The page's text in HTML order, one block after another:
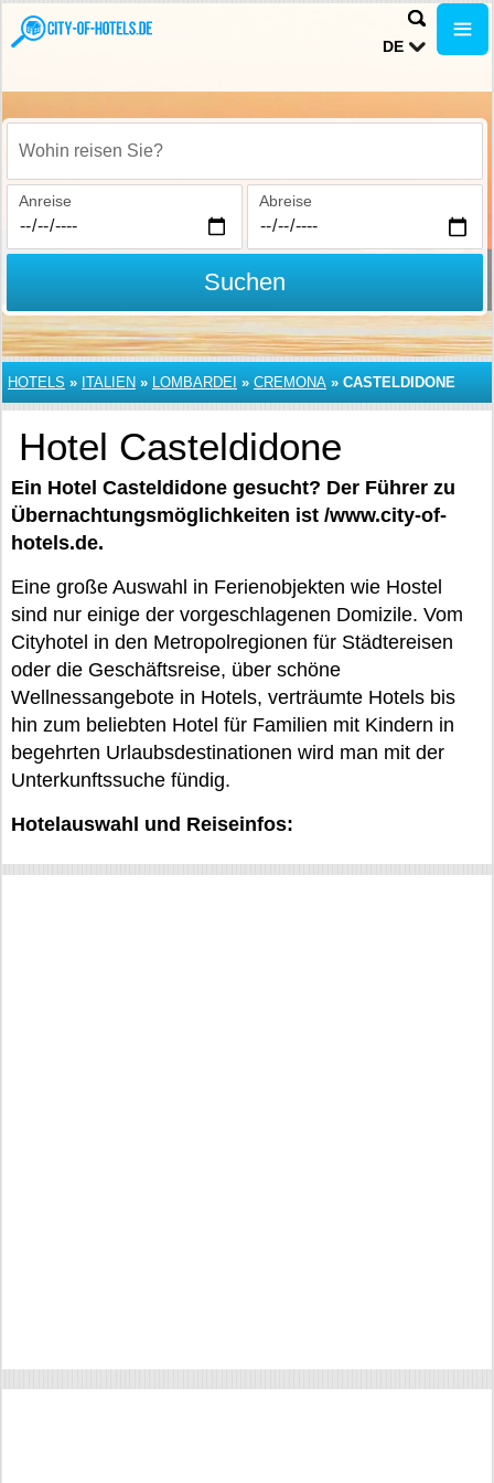
DE
Wohin reisen Sie?
Anreise Abreise
Suchen
HOTELS » ITALIEN » LOMBARDEI » CREMONA » CASTELDIDONE
Hotel Casteldidone
Ein Hotel Casteldidone gesucht? Der Führer zu
Übernachtungsmöglichkeiten ist /www.city-of-
hotels.de.
Eine große Auswahl in Ferienobjekten wie Hostel
sind nur einige der vorgeschlagenen Domizile. Vom
Cityhotel in den Metropolregionen für Städtereisen
oder die Geschäftsreise, über schöne
Wellnessangebote in Hotels, verträumte Hotels bis
hin zum beliebten Hotel für Familien mit Kindern in
begehrten Urlaubsdestinationen wird man mit der
Unterkunftssuche fündig.
Hotelauswahl und Reiseinfos: